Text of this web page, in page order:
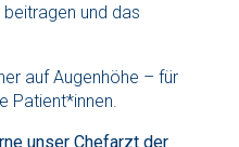
und das
auf Augenhöhe – für
Patient*innen.
unser Chefarzt der